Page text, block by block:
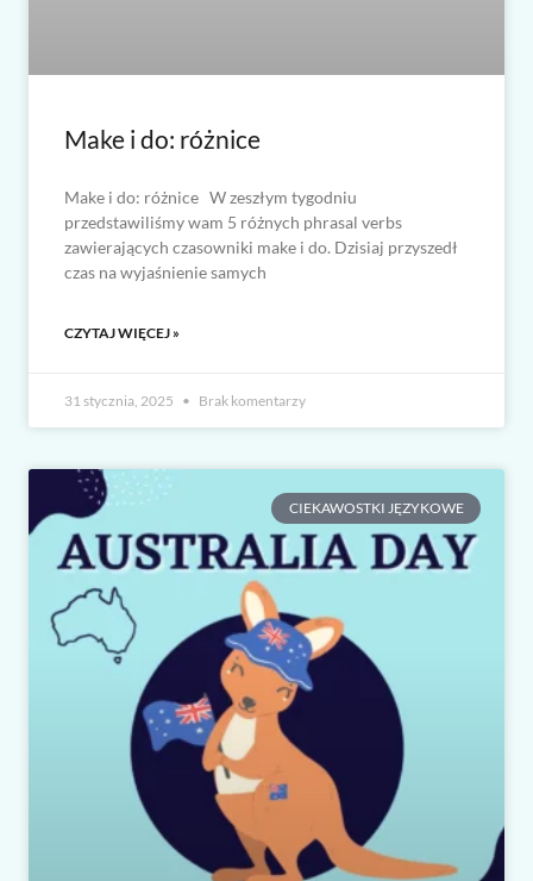
Make i do: różnice
Make i do: różnice W zeszłym tygodniu
przedstawiliśmy wam 5 różnych phrasal verbs
zawierających czasowniki make i do. Dzisiaj przyszedł
czas na wyjaśnienie samych
CZYTAJ WIĘCEJ »
31 stycznia, 2025 Brak komentarzy
CIEKAWOSTKI JĘZYKOWE